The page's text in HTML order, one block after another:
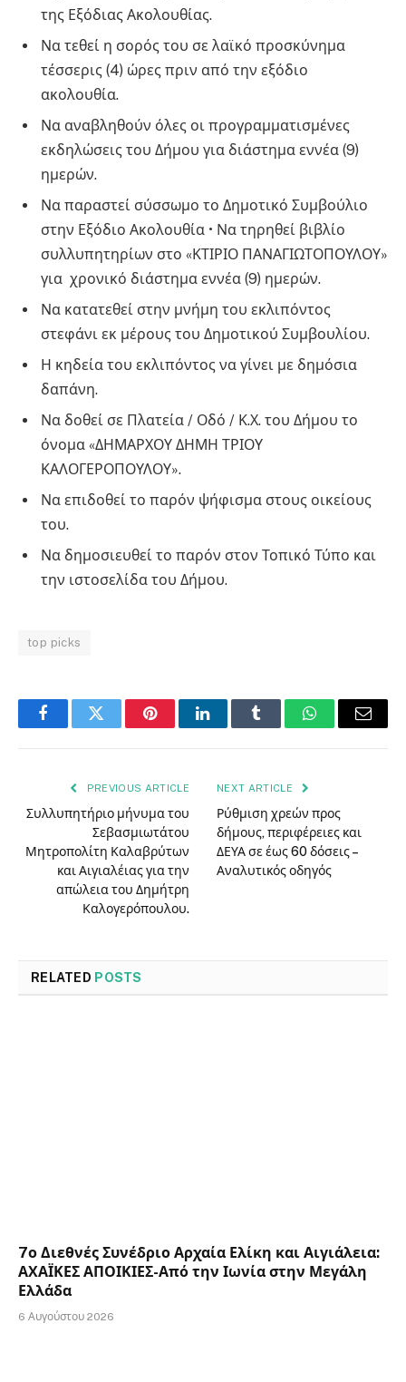
της Εξόδιας Ακολουθίας.
Να τεθεί η σορός του σε λαϊκό προσκύνημα
τέσσερις (4) ώρες πριν από την εξόδιο
ακολουθία.
Να αναβληθούν όλες οι προγραμματισμένες
εκδηλώσεις του Δήμου για διάστημα εννέα (9)
ημερών.
Να παραστεί σύσσωμο το Δημοτικό Συμβούλιο
στην Εξόδιο Ακολουθία • Να τηρηθεί βιβλίο
συλλυπητηρίων στο «ΚΤΙΡΙΟ ΠΑΝΑΓΙΩΤΟΠΟΥΛΟΥ»
για χρονικό διάστημα εννέα (9) ημερών.
Να κατατεθεί στην μνήμη του εκλιπόντος
στεφάνι εκ μέρους του Δημοτικού Συμβουλίου.
Η κηδεία του εκλιπόντος να γίνει με δημόσια
δαπάνη.
Να δοθεί σε Πλατεία / Οδό / Κ.Χ. του Δήμου το
όνομα «ΔΗΜΑΡΧΟΥ ΔΗΜΗ ΤΡΙΟΥ
ΚΑΛΟΓΕΡΟΠΟΥΛΟΥ».
Να επιδοθεί το παρόν ψήφισμα στους οικείους
του.
Να δημοσιευθεί το παρόν στον Τοπικό Τύπο και
την ιστοσελίδα του Δήμου.
top picks
FacebookTwitter PinterestLinkedInTumblr WhatsAppEmail
PREVIOUS ARTICLE
Συλλυπητήριο μήνυμα του
Σεβασμιωτάτου
Μητροπολίτη Καλαβρύτων
και Αιγιαλέιας για την
απώλεια του Δημήτρη
Καλογερόπουλου.
NEXT ARTICLE
Ρύθμιση χρεών προς
δήμους, περιφέρειες και
ΔΕΥΑ σε έως 60 δόσεις –
Αναλυτικός οδηγός
RELATED POSTS
7ο Διεθνές Συνέδριο Αρχαία Ελίκη και Αιγιάλεια:
ΑΧΑΪΚΕΣ ΑΠΟΙΚΙΕΣ-Από την Ιωνία στην Μεγάλη
Ελλάδα
6 Αυγούστου 2026